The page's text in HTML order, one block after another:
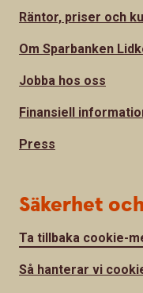
Räntor, priser och
Om Sparbanken
Jobba hos oss
Finansiell
Press
Säkerhet
Ta tillbaka cookie-
Så hanterar vi